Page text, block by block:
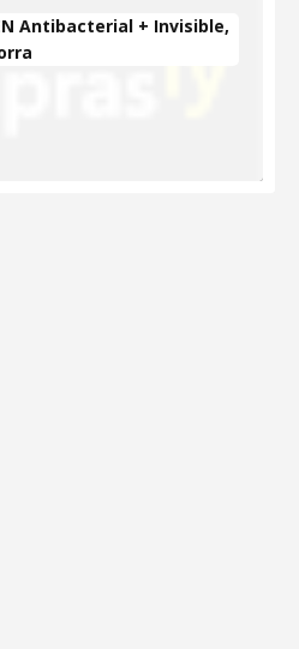
Antibacterial + Invisible,